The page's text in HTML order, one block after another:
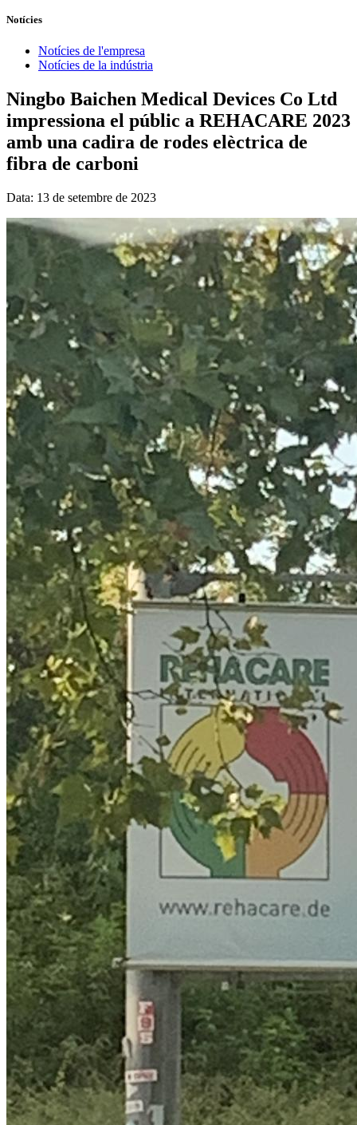
Notícies
Notícies de l'empresa
Notícies de la indústria
Ningbo Baichen Medical Devices Co Ltd
impressiona el públic a REHACARE 2023
amb una cadira de rodes elèctrica de
fibra de carboni
Data: 13 de setembre de 2023